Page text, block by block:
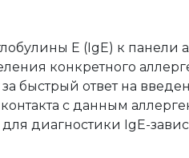
Е (IgE) к панели
конкретного
быстрый ответ на
с данным
диагностики IgE-